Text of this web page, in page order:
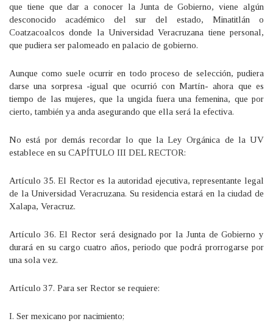
que tiene que dar a conocer la Junta de Gobierno, viene algún
desconocido académico del sur del estado, Minatitlán o
Coatzacoalcos donde la Universidad Veracruzana tiene personal,
que pudiera ser palomeado en palacio de gobierno.
Aunque como suele ocurrir en todo proceso de selección, pudiera
darse una sorpresa -igual que ocurrió con Martín- ahora que es
tiempo de las mujeres, que la ungida fuera una femenina, que por
cierto, también ya anda asegurando que ella será la efectiva.
No está por demás recordar lo que la Ley Orgánica de la UV
establece en su CAPÍTULO III DEL RECTOR:
Artículo 35. El Rector es la autoridad ejecutiva, representante legal
de la Universidad Veracruzana. Su residencia estará en la ciudad de
Xalapa, Veracruz.
Artículo 36. El Rector será designado por la Junta de Gobierno y
durará en su cargo cuatro años, periodo que podrá prorrogarse por
una sola vez.
Artículo 37. Para ser Rector se requiere:
I. Ser mexicano por nacimiento;